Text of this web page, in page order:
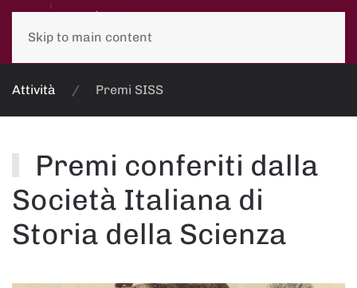
Skip to main content
Attività Premi SISS
Premi conferiti dalla
Società Italiana di
Storia della Scienza